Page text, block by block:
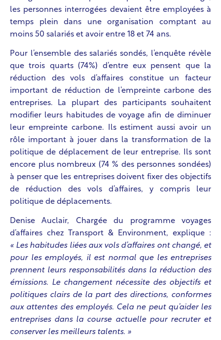
les personnes interrogées devaient être employées à
temps plein dans une organisation comptant au
moins 50 salariés et avoir entre 18 et 74 ans.
Pour l’ensemble des salariés sondés, l’enquête révèle
que trois quarts (74%) d’entre eux pensent que la
réduction des vols d’affaires constitue un facteur
important de réduction de l’empreinte carbone des
entreprises. La plupart des participants souhaitent
modifier leurs habitudes de voyage afin de diminuer
leur empreinte carbone. Ils estiment aussi avoir un
rôle important à jouer dans la transformation de la
politique de déplacement de leur entreprise. Ils sont
encore plus nombreux (74 % des personnes sondées)
à penser que les entreprises doivent fixer des objectifs
de réduction des vols d’affaires, y compris leur
politique de déplacements.
Denise Auclair, Chargée du programme voyages
d’affaires chez Transport & Environment, explique :
« Les habitudes liées aux vols d’affaires ont changé, et
pour les employés, il est normal que les entreprises
prennent leurs responsabilités dans la réduction des
émissions. Le changement nécessite des objectifs et
politiques clairs de la part des directions, conformes
aux attentes des employés. Cela ne peut qu’aider les
entreprises dans la course actuelle pour recruter et
conserver les meilleurs talents. »